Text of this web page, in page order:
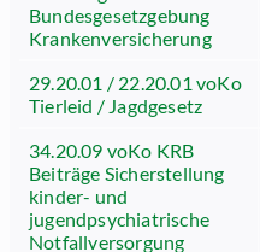
Bundesgesetzgebung
Krankenversicherung
29.20.01 / 22.20.01 voKo
Tierleid / Jagdgesetz
34.20.09 voKo KRB
Beiträge Sicherstellung
kinder- und
jugendpsychiatrische
Notfallversorgung